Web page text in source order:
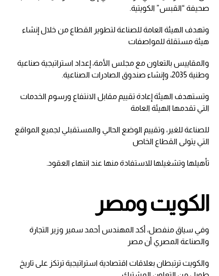
صحيفة “القبس” الكويتية.
وتهدف الهيئة العامة للصناعة لتطوير القطاع من خلال إنشاء
هيئة مستقلة للمواصفات
والمقاييس بالتعاون مع مجلس الأمة، إعداد استراتيجية صناعية
وطنية 2035، وإنشاء صندوق الصادرات الصناعية.
وتستهدف الهيئة إعادة تقييم مقابل الانتفاع ورسوم الخدمات
التي تقدمها الهيئة العامة
للصناعة للغير، وتقييم الوضع الحالي والمستقبلي لجميع المواقع
التي يتولى القطاع الخاص
تأهيلها وتشغيلها للاستفادة منها عند انتهاء العقود.
الكويت ومصر
وفي سياق منفصل، أكد المهندس أحمد سمير وزير التجارة
والصناعة المصري أن مصر
والكويت ترتبطان بعلاقات اقتصادية استراتيجية ترتكز على تاريخ